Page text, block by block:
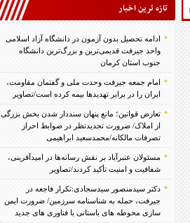
تازه ترين اخبار
ادامه تحصیل بدون آزمون در دانشگاه آزاد اسلامی
واحد جیرفت قدیمی‌ترین و بزرگ‌ترین دانشگاه
جنوب استان کرمان
امام جمعه جیرفت وحدت ملی و گفتمان مقاومت،
ایران را در برابر تهدیدها بیمه کرده است/تصاویر
تعارض قوانین؛ مانع پنهان سنددار شدن بخش بزرگی
از املاک/ ضرورت تجدیدنظر در ضوابط احراز
تصرفات مالکانه/محمدسعید ابراهیمی
مسئولان عنبرآباد بر نقش رسانه‌ها در امیدآفرینی،
شفافیت و امنیت تأکید کردند/تصاویر
دکتر سیدمنصور سیدسجادی:تکرار فاجعه در
جیرفت، حمله به شناسنامه سرزمین/ ضرورت ایمن
سازی محوطه های باستانی با فناوری های جدید